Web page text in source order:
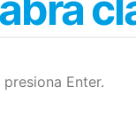
Enter.